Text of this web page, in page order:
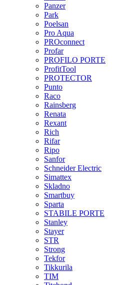
Panzer
Park
Poelsan
Pro Aqua
PROconnect
Profar
PROFILO PORTE
ProfitTool
PROTECTOR
Punto
Raco
Rainsberg
Renata
Rexant
Rich
Rifar
Ripo
Sanfor
Schneider Electric
Simattex
Skladno
Smartbuy
Sparta
STABILE PORTE
Stanley
Stayer
STR
Strong
Tekfor
Tikkurila
TIM